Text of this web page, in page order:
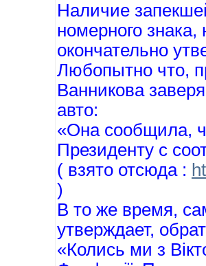
Наличие
номерного
окончательно
Любопытно что,
Ванникова
авто:
«Она сообщила,
Президенту с
( взято отсюда :
)
В то же время,
утверждает,
«Колись ми з